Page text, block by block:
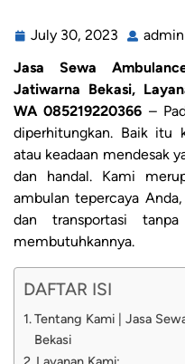
July 30, 2023 admin
Jasa Sewa
Jatiwarna Bekasi,
WA 085219220366 –
diperhitungkan. Baik itu
atau keadaan mendesak
dan handal. Kami
ambulan tepercaya
dan transportasi
membutuhkannya.
DAFTAR ISI
Tentang Kami | Jasa
Bekasi